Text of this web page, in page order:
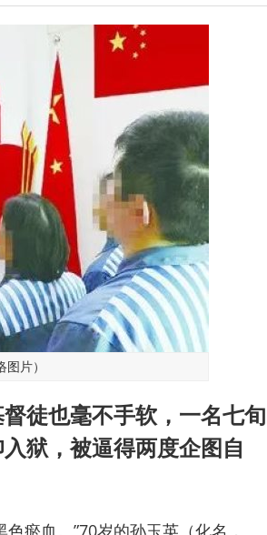
片）
徒也毫不手软，一名七旬
狱，被逼得两度企图自